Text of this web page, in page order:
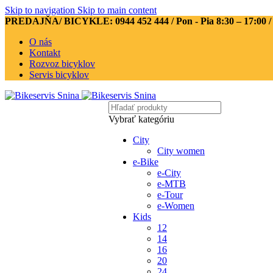
Skip to navigation Skip to main content
PREDAJŇA/ BICYKLE: 0944 452 444 / Pon - Pia 8:30 – 17:00
O nás
Kontakt
Rozvoz bicyklov
Servis bicyklov
Vybrať kategóriu
City
City women
e-Bike
e-City
e-MTB
e-Tour
e-Women
Kids
12
14
16
20